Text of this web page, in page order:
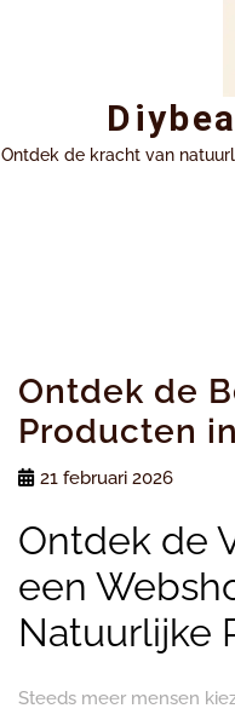
Ontdek de kracht van
Ontdek de
Producten
21 februari 2026
Ontdek de
een
Natuurlijke
Steeds meer mensen